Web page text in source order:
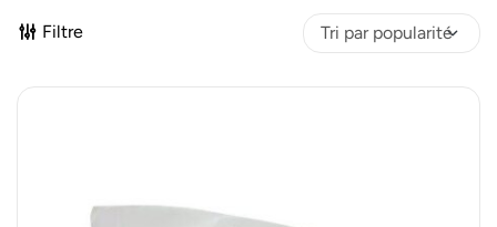
Filtre